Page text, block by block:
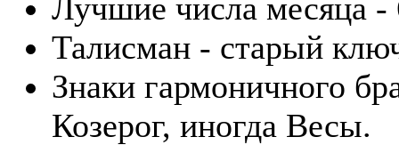
Лучшие числа месяца -
Талисман - старый
Знаки гармоничного
Козерог, иногда Весы.